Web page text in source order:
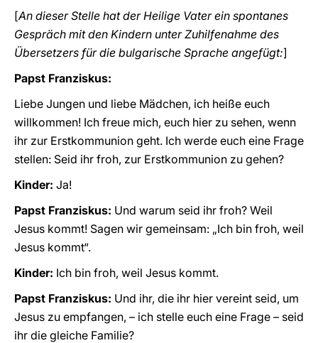
[An dieser Stelle hat der Heilige Vater ein spontanes
Gespräch mit den Kindern unter Zuhilfenahme des
Übersetzers für die bulgarische Sprache angefügt:]
Papst Franziskus:
Liebe Jungen und liebe Mädchen, ich heiße euch
willkommen! Ich freue mich, euch hier zu sehen, wenn
ihr zur Erstkommunion geht. Ich werde euch eine Frage
stellen: Seid ihr froh, zur Erstkommunion zu gehen?
Kinder: Ja!
Papst Franziskus: Und warum seid ihr froh? Weil
Jesus kommt! Sagen wir gemeinsam: „Ich bin froh, weil
Jesus kommt“.
Kinder: Ich bin froh, weil Jesus kommt.
Papst Franziskus: Und ihr, die ihr hier vereint seid, um
Jesus zu empfangen, – ich stelle euch eine Frage – seid
ihr die gleiche Familie?